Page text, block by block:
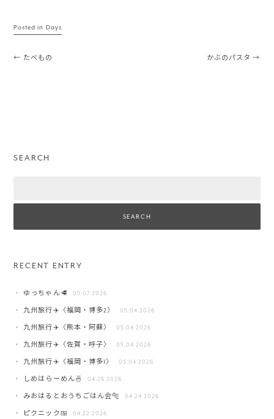
Posted in Days
Post navigation
← たべもの かぶのパスタ→
SEARCH
RECENT ENTRY
ゆっちゃん🥩 05.07 2026
九州旅行✈️〈福岡・博多2〉 05.04 2026
九州旅行✈️〈熊本・阿蘇〉 05.04 2026
九州旅行✈️〈佐賀・呼子〉 05.04 2026
九州旅行✈️〈福岡・博多1〉 05.04 2026
しめはらーめん🍜 04.26 2026
みおはるとおうちごはん会🐅 04.24 2026
ピクニック🍱 04.22 2026